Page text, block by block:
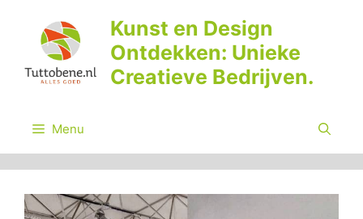
inhoud
Kunst en Design
Ontdekken: Unieke
Creatieve Bedrijven.
Menu